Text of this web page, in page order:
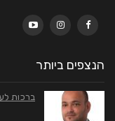
הנצפים ביותר
ברכות